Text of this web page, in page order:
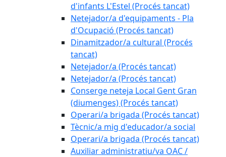
d'infants L'Estel (Procés tancat)
Netejador/a d'equipaments - Pla
d'Ocupació (Procés tancat)
Dinamitzador/a cultural (Procés
tancat)
Netejador/a (Procés tancat)
Netejador/a (Procés tancat)
Conserge neteja Local Gent Gran
(diumenges) (Procés tancat)
Operari/a brigada (Procés tancat)
Tècnic/a mig d'educador/a social
Operari/a brigada (Procés tancat)
Auxiliar administratiu/va OAC /